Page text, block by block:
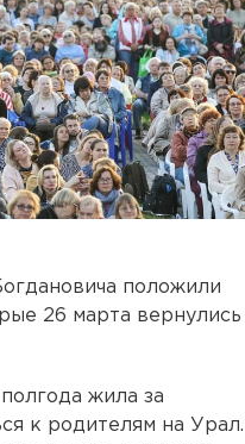
положили
26 марта вернулись
жила за
к родителям на Урал.